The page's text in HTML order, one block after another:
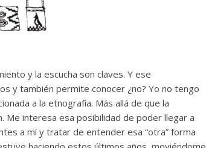
y la escucha son claves. Y ese
y también permite conocer ¿no? Yo no tengo
a la etnografía. Más allá de que la
Me interesa esa posibilidad de poder llegar a
a mí y tratar de entender esa “otra” forma